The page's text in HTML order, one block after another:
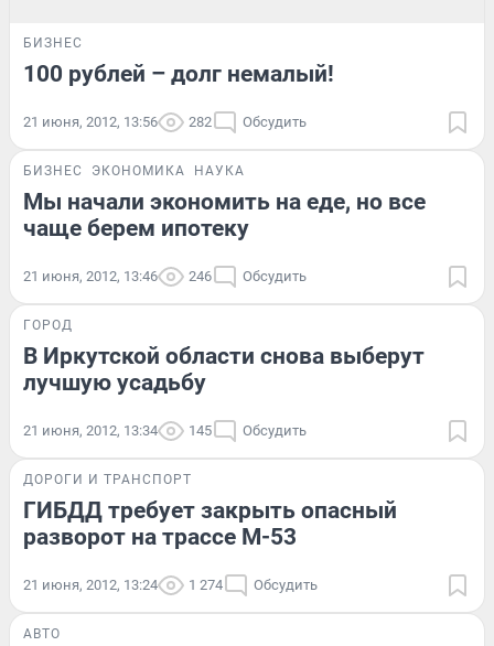
БИЗНЕС
100 рублей – долг немалый!
21 июня, 2012, 13:56 282 Обсудить
БИЗНЕС ЭКОНОМИКА НАУКА
Мы начали экономить на еде, но все
чаще берем ипотеку
21 июня, 2012, 13:46 246 Обсудить
ГОРОД
В Иркутской области снова выберут
лучшую усадьбу
21 июня, 2012, 13:34 145 Обсудить
ДОРОГИ И ТРАНСПОРТ
ГИБДД требует закрыть опасный
разворот на трассе М-53
21 июня, 2012, 13:24 1 274 Обсудить
АВТО